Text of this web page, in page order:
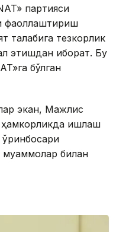
партияси
фаоллаштириш
талабига тезкорлик
этишдан иборат. Бу
бўлган
экан, Мажлис
ҳамкорликда ишлаш
муаммолар билан